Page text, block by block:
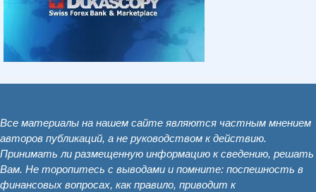
Все материалы на нашем сайте являются частным мнением
авторов публикаций, а не руководством к действию.
Принимать ли размещенную информацию к сведению, решать
Вам. Не торопитесь с выводами и помните: поспешность в
финансовых вопросах, как правило, приводит к